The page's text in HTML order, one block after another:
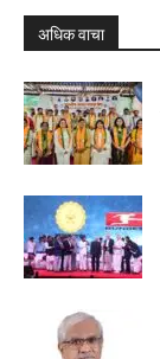
अधिक वाचा